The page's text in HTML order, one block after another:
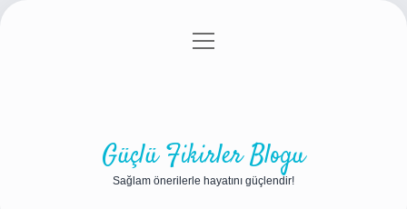
Gizlilik Politikası
menüyü
Güçlü Fikirler Blogu
Sağlam önerilerle hayatını güçlendir!